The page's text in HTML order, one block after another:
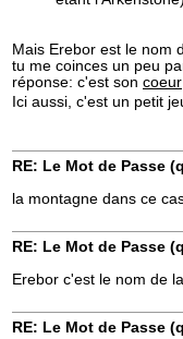
Mais Erebor est le nom
tu me coinces un peu
réponse: c'est son coeur
Ici aussi, c'est un petit
RE: Le Mot de Passe
la montagne dans ce
RE: Le Mot de Passe
Erebor c'est le nom de
RE: Le Mot de Passe